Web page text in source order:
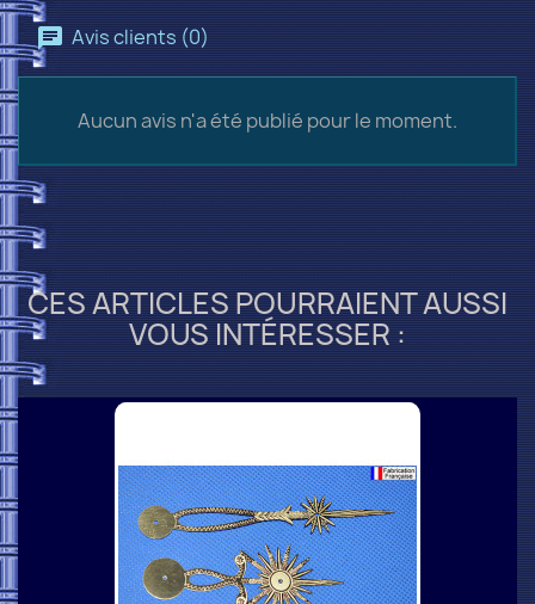
Avis clients (0)
Aucun avis n'a été publié pour le moment.
CES ARTICLES POURRAIENT AUSSI
VOUS INTÉRESSER :